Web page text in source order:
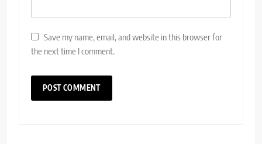
Save my name, email, and website in this browser for
the next time I comment.